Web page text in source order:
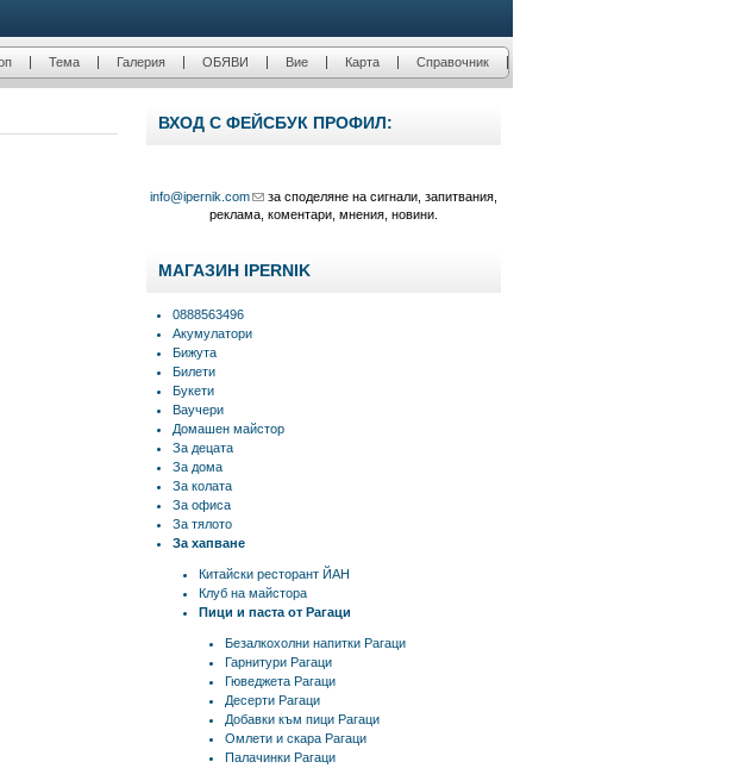
Тема Галерия ОБЯВИ Вие Карта Справочник
ВХОД С ФЕЙСБУК ПРОФИЛ:
info@ipernik.com
за споделяне на сигнали, запитвания,
реклама, коментари, мнения, новини.
МАГАЗИН IPERNIK
0888563496
Акумулатори
Бижута
Билети
Букети
Ваучери
Домашен майстор
За децата
За дома
За колата
За офиса
За тялото
За хапване
Китайски ресторант ЙАН
Клуб на майстора
Пици и паста от Рагаци
Безалкохолни напитки Рагаци
Гарнитури Рагаци
Гюведжета Рагаци
Десерти Рагаци
Добавки към пици Рагаци
Омлети и скара Рагаци
Палачинки Рагаци